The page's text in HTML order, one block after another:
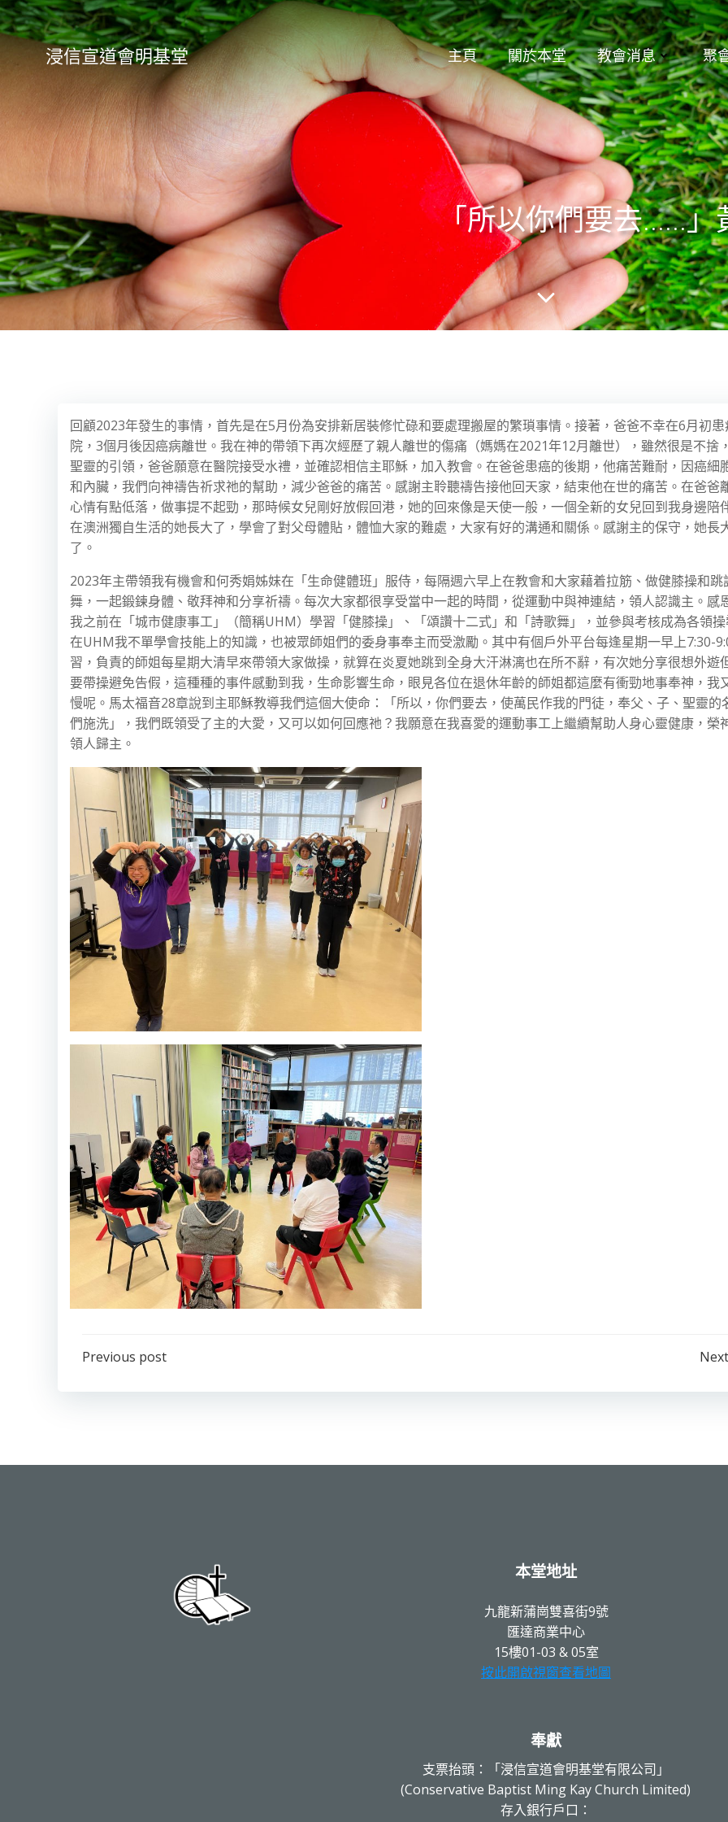
Skip
to
content浸信宣道會明基堂 主頁 關於本堂 教會消息 聚
「所以你們要去……」
回顧2023年發生的事情，首先是在5月份為安排新居裝修忙碌和要處理搬屋的繁瑣事情。接著，爸爸不幸在6月初
院，3個月後因癌病離世。我在神的帶領下再次經歷了親人離世的傷痛（媽媽在2021年12月離世），雖然很是不捨
聖靈的引領，爸爸願意在醫院接受水禮，並確認相信主耶穌，加入教會。在爸爸患癌的後期，他痛苦難耐，因癌細
和內臟，我們向神禱告祈求祂的幫助，減少爸爸的痛苦。感謝主聆聽禱告接他回天家，結束他在世的痛苦。在爸爸
心情有點低落，做事提不起勁，那時候女兒剛好放假回港，她的回來像是天使一般，一個全新的女兒回到我身邊陪
在澳洲獨自生活的她長大了，學會了對父母體貼，體恤大家的難處，大家有好的溝通和關係。感謝主的保守，她長
了。
2023年主帶領我有機會和何秀娟姊妹在「生命健體班」服侍，每隔週六早上在教會和大家藉着拉筋、做健膝操和跳
舞，一起鍛鍊身體、敬拜神和分享祈禱。每次大家都很享受當中一起的時間，從運動中與神連結，領人認識主。感
我之前在「城市健康事工」（簡稱UHM）學習「健膝操」、「頌讚十二式」和「詩歌舞」，並參與考核成為各領
在UHM我不單學會技能上的知識，也被眾師姐們的委身事奉主而受激勵。其中有個戶外平台每逢星期一早上7:30-
習，負責的師姐每星期大清早來帶領大家做操，就算在炎夏她跳到全身大汗淋漓也在所不辭，有次她分享很想外遊
要帶操避免告假，這種種的事件感動到我，生命影響生命，眼見各位在退休年齡的師姐都這麼有衝勁地事奉神，我
慢呢。馬太福音28章說到主耶穌教導我們這個大使命：「所以，你們要去，使萬民作我的門徒，奉父、子、聖靈的
們施洗」，我們既領受了主的大愛，又可以如何回應祂？我願意在我喜愛的運動事工上繼續幫助人身心靈健康，榮
領人歸主。
Post
navigation
Previous post
navigation
本堂地址
九龍新蒲崗雙喜街9號
匯達商業中心
15樓01-03 & 05室
按此開啟視窗查看地圖
奉獻
支票抬頭：「浸信宣道會明基堂有限公司」
(Conservative Baptist Ming Kay Church Limited)
存入銀行戶口：